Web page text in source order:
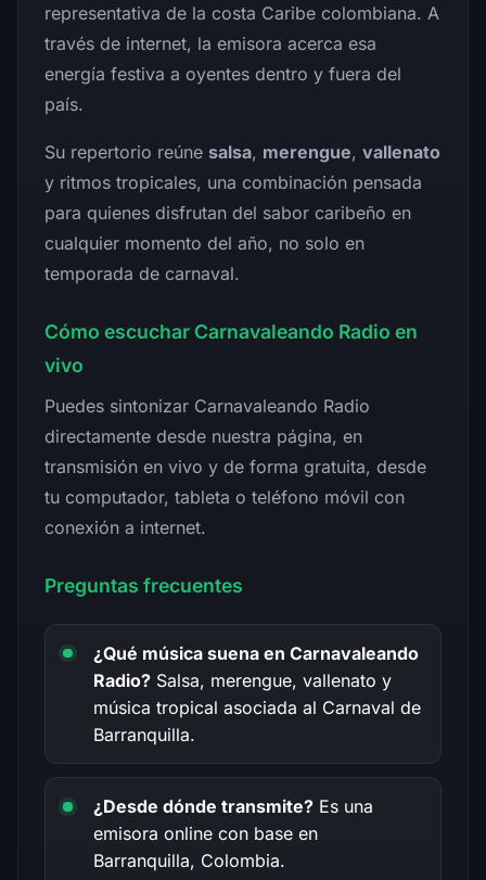
representativa de la costa Caribe colombiana. A
través de internet, la emisora acerca esa
energía festiva a oyentes dentro y fuera del
país.
Su repertorio reúne salsa, merengue, vallenato
y ritmos tropicales, una combinación pensada
para quienes disfrutan del sabor caribeño en
cualquier momento del año, no solo en
temporada de carnaval.
Cómo escuchar Carnavaleando Radio en
vivo
Puedes sintonizar Carnavaleando Radio
directamente desde nuestra página, en
transmisión en vivo y de forma gratuita, desde
tu computador, tableta o teléfono móvil con
conexión a internet.
Preguntas frecuentes
¿Qué música suena en Carnavaleando
Radio? Salsa, merengue, vallenato y
música tropical asociada al Carnaval de
Barranquilla.
¿Desde dónde transmite? Es una
emisora online con base en
Barranquilla, Colombia.